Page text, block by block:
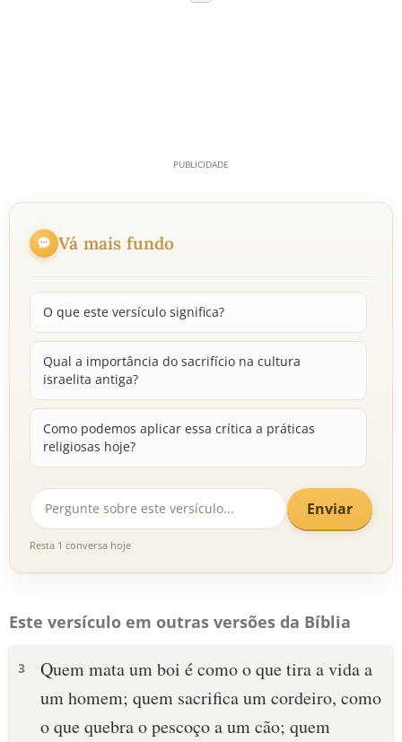
Vá mais fundo
O que este versículo significa?
Qual a importância do sacrifício na cultura
israelita antiga?
Como podemos aplicar essa crítica a práticas
religiosas hoje?
Enviar
Resta 1 conversa hoje
Este versículo em outras versões da Bíblia
3
Quem mata um boi é como o que tira a vida a
um homem; quem sacrifica um cordeiro, como
o que quebra o pescoço a um cão; quem